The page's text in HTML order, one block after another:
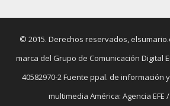
© 2015. Derechos reservados,
marca del Grupo de Comunicación Digital EL
40582970-2 Fuente ppal. de información
multimedia América: Agencia EFE